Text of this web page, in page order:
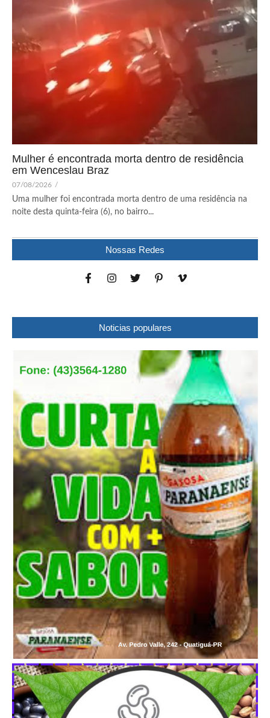
Mulher é encontrada morta dentro de residência
em Wenceslau Braz
07/08/2026 /
Uma mulher foi encontrada morta dentro de uma residência na
noite desta quinta-feira (6), no bairro...
Nossas Redes
Noticias populares